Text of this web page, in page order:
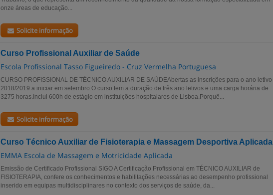
onze áreas de educação...
Solicite informação
Curso Profissional Auxiliar de Saúde
Escola Profissional Tasso Figueiredo - Cruz Vermelha Portuguesa
CURSO PROFISSIONAL DE TÉCNICO AUXILIAR DE SAÚDEAbertas as inscrições para o ano letivo
2018/2019 a iniciar em setembro.O curso tem a duração de três ano letivos e uma carga horária de
3275 horas.Inclui 600h de estágio em instituições hospitalares de Lisboa.Porquê...
Solicite informação
Curso Técnico Auxiliar de Fisioterapia e Massagem Desportiva Aplicada
EMMA Escola de Massagem e Motricidade Aplicada
Emissão de Certificado Profissional SIGO A Certificação Profissional em TÉCNICO AUXILIAR de
FISIOTERAPIA, confere os conhecimentos e habilitações necessárias ao desempenho profissional
inserido em equipas multidisciplinares no contexto dos serviços de saúde, da...